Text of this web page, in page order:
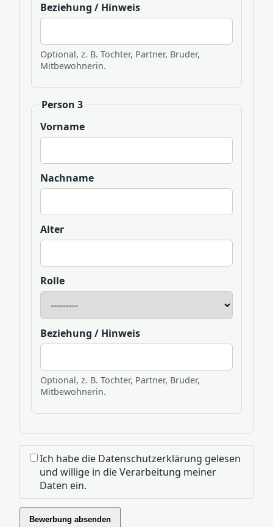
Beziehung / Hinweis
Optional, z. B. Tochter, Partner, Bruder,
Mitbewohnerin.
Person 3
Vorname
Nachname
Alter
Rolle
Beziehung / Hinweis
Optional, z. B. Tochter, Partner, Bruder,
Mitbewohnerin.
Ich habe die Datenschutzerklärung gelesen
und willige in die Verarbeitung meiner
Daten ein.
Bewerbung absenden